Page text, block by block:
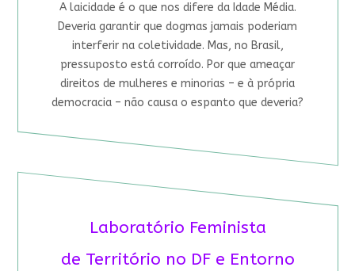
A laicidade é o que nos difere da Idade Média.
Deveria garantir que dogmas jamais poderiam
interferir na coletividade. Mas, no Brasil,
pressuposto está corroído. Por que ameaçar
direitos de mulheres e minorias – e à própria
democracia – não causa o espanto que deveria?
Laboratório Feminista
de Território no DF e Entorno